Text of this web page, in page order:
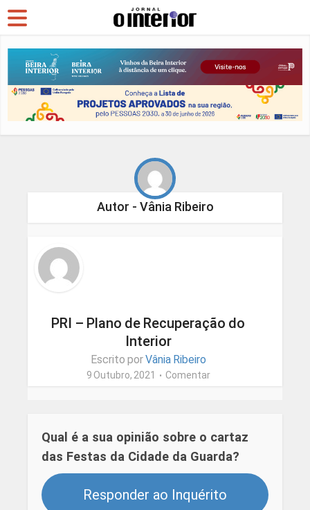
Autor - Vânia Ribeiro
PRI – Plano de Recuperação do
Interior
Escrito porVânia Ribeiro
9 Outubro, 2021 Comentar
Qual é a sua opinião sobre o cartaz
das Festas da Cidade da Guarda?
Responder ao Inquérito